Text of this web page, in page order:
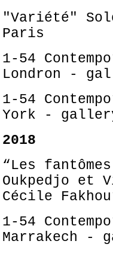
"Variété"
Paris
1-54
Londron -
1-54
York -
2018
“Les
Oukpedjo et
Cécile
1-54
Marrakech -